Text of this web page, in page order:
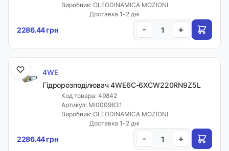
Виробник: OLEODINAMICA MOZIONI
Доставка 1-2 дні
2286.44 грн - +
4WE
Гідророзподілювач 4WE6C-6XCW220RN9Z5L
Код товара: 49842
Артикул: MI0009631
Виробник: OLEODINAMICA MOZIONI
Доставка 1-2 дні
2286.44 грн - +